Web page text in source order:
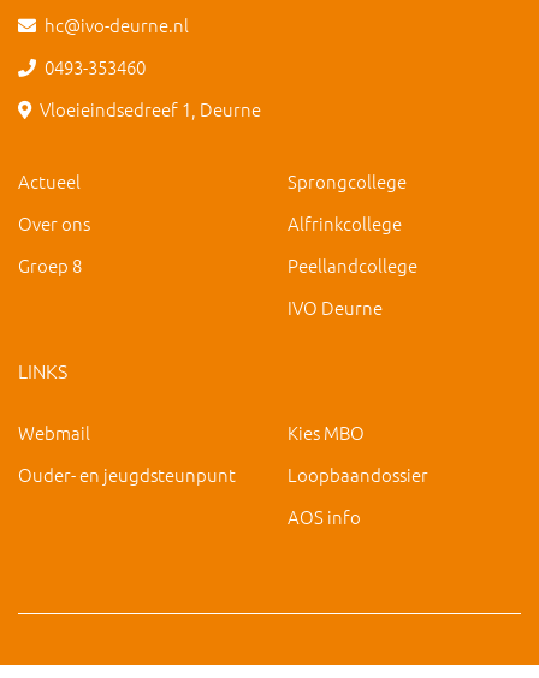
hc@ivo-deurne.nl
0493-353460
Vloeieindsedreef 1, Deurne
Actueel
Over ons
Groep 8
Sprongcollege
Alfrinkcollege
Peellandcollege
IVO Deurne
LINKS
Webmail
Ouder- en jeugdsteunpunt
Kies MBO
Loopbaandossier
AOS info
Copyright 2019 IVO Deurne | hc@ivo-deurne.nl|Cookies